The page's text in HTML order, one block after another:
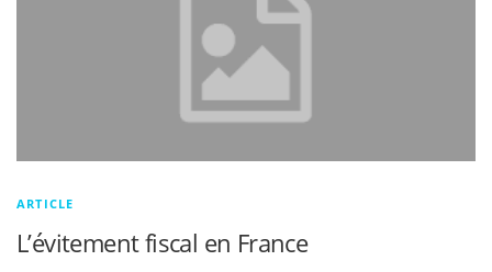
ARTICLE
L’évitement fiscal en France